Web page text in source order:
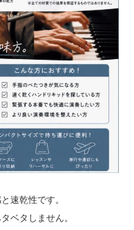
速乾性です。
ベタしません。